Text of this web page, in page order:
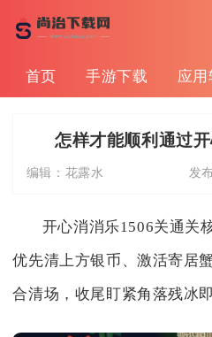
首页 手游下载 应
怎样才能顺利通过
编辑： 花露水 发
开心消消乐1506关通关
优先清上方银币、激活寄居
合清场，收尾盯紧角落残冰